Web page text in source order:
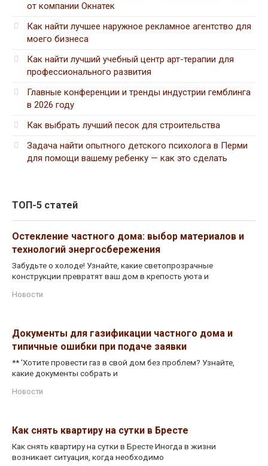
от компании Окнатек
Как найти лучшее наружное рекламное агентство для
моего бизнеса
Как найти лучший учебный центр арт-терапии для
профессионального развития
Главные конференции и тренды индустрии гемблинга
в 2026 году
Как выбрать лучший песок для строительства
Задача найти опытного детского психолога в Перми
для помощи вашему ребенку — как это сделать
ТОП-5 статей
Остекление частного дома: выбор материалов и
технологий энергосбережения
Забудьте о холоде! Узнайте, какие светопрозрачные
конструкции превратят ваш дом в крепость уюта и
Новости
Документы для газификации частного дома и
типичные ошибки при подаче заявки
** 'Хотите провести газ в свой дом без проблем? Узнайте,
какие документы собрать и
Новости
Как снять квартиру на сутки в Бресте
Как снять квартиру на сутки в Бресте Иногда в жизни
возникает ситуация, когда необходимо